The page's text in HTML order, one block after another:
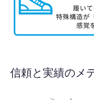
信頼と実績のメ